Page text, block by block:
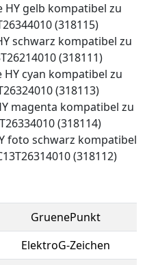
HY gelb kompatibel zu
(318115)
schwarz kompatibel zu
(318111)
cyan kompatibel zu
(318113)
magenta kompatibel zu
(318114)
foto schwarz kompatibel
(318112)
GruenePunkt
ElektroG-Zeichen